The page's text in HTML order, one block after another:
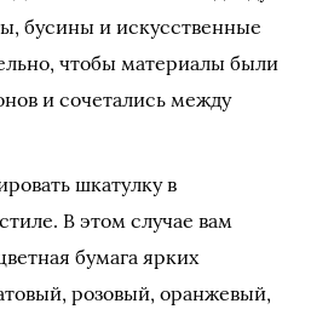
бусины и искусственные
чтобы материалы были
и сочетались между
шкатулку в
В этом случае вам
бумага ярких
розовый, оранжевый,